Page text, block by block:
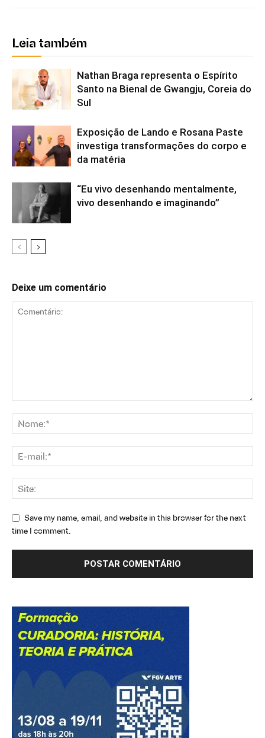
Leia também
Nathan Braga representa o Espírito
Santo na Bienal de Gwangju, Coreia do
Sul
Exposição de Lando e Rosana Paste
investiga transformações do corpo e
da matéria
“Eu vivo desenhando mentalmente,
vivo desenhando e imaginando”
Deixe um comentário
Save my name, email, and website in this browser for the next
time I comment.